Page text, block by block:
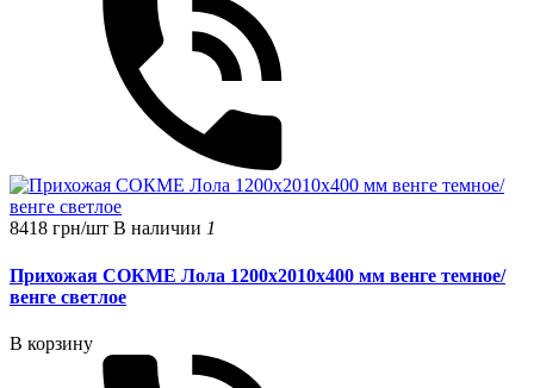
8418 грн/шт В наличии 1
Прихожая СОКМЕ Лола 1200х2010х400 мм венге темное/
венге светлое
В корзину